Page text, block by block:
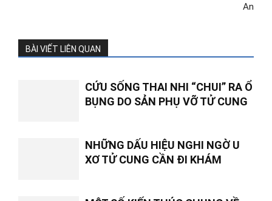
An
BÀI VIẾT LIÊN QUAN
CỨU SỐNG THAI NHI “CHUI” RA Ổ
BỤNG DO SẢN PHỤ VỠ TỬ CUNG
NHỮNG DẤU HIỆU NGHI NGỜ U
XƠ TỬ CUNG CẦN ĐI KHÁM